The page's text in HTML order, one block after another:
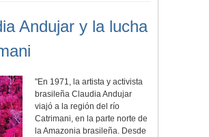
Andujar y la lucha
"En 1971, la artista y activista
brasileña Claudia Andujar
viajó a la región del río
Catrimani, en la parte norte de
la Amazonia brasileña. Desde